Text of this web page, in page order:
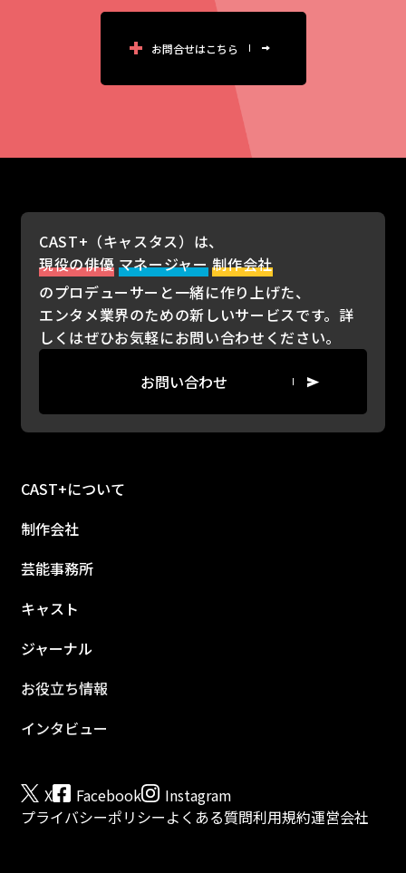
お問合せはこちら
CAST+（キャスタス）は、
現役の俳優 マネージャー制作会社
のプロデューサーと一緒に作り上げた、
エンタメ業界のための新しいサービスです。詳
しくはぜひお気軽にお問い合わせください。
お問い合わせ
CAST+について
制作会社
芸能事務所
キャスト
ジャーナル
お役立ち情報
インタビュー
X Facebook
Instagram
プライバシーポリシーよくある質問利用規約運営会社